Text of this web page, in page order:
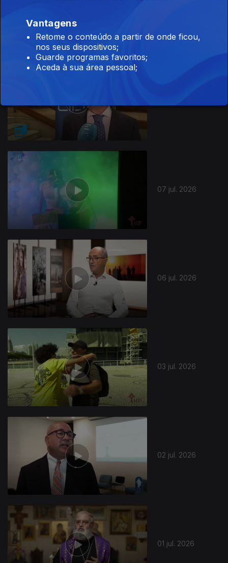
07 jul. 2026
06 jul. 2026
940972
03 jul. 2026
02 jul. 2026
01 jul. 2026
Vantagens
Retome o conteúdo a partir de onde ficou,
nos seus dispositivos;
Guarde programas favoritos;
Aceda à sua área pessoal;